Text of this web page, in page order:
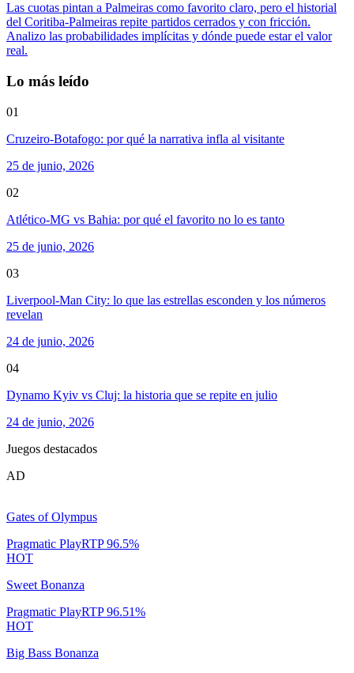
Las cuotas pintan a Palmeiras como favorito claro, pero el historial
del Coritiba-Palmeiras repite partidos cerrados y con fricción.
Analizo las probabilidades implícitas y dónde puede estar el valor
real.
Lo más leído
01
Cruzeiro-Botafogo: por qué la narrativa infla al visitante
25 de junio, 2026
02
Atlético-MG vs Bahia: por qué el favorito no lo es tanto
25 de junio, 2026
03
Liverpool-Man City: lo que las estrellas esconden y los números
revelan
24 de junio, 2026
04
Dynamo Kyiv vs Cluj: la historia que se repite en julio
24 de junio, 2026
Juegos destacados
AD
Gates of Olympus
Pragmatic PlayRTP96.5%
HOT
Sweet Bonanza
Pragmatic PlayRTP96.51%
HOT
Big Bass Bonanza